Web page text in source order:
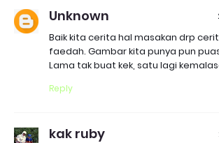
Unknown
Baik kita cerita hal masakan drp
faedah. Gambar kita punya pun
Lama tak buat kek, satu lagi
Reply
kak ruby